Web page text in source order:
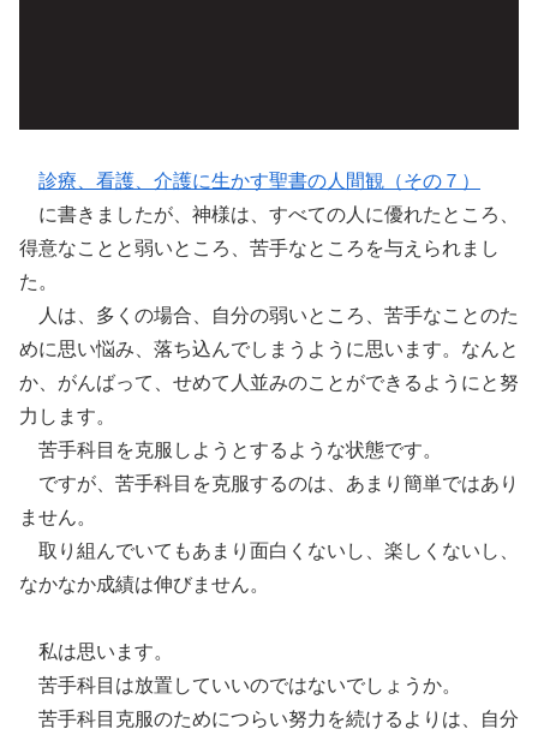
診療、看護、介護に生かす聖書の人間観（その７）
に書きましたが、神様は、すべての人に優れたところ、
得意なことと弱いところ、苦手なところを与えられまし
た。
人は、多くの場合、自分の弱いところ、苦手なことのた
めに思い悩み、落ち込んでしまうように思います。なんと
か、がんばって、せめて人並みのことができるようにと努
力します。
苦手科目を克服しようとするような状態です。
ですが、苦手科目を克服するのは、あまり簡単ではあり
ません。
取り組んでいてもあまり面白くないし、楽しくないし、
なかなか成績は伸びません。
私は思います。
苦手科目は放置していいのではないでしょうか。
苦手科目克服のためにつらい努力を続けるよりは、自分